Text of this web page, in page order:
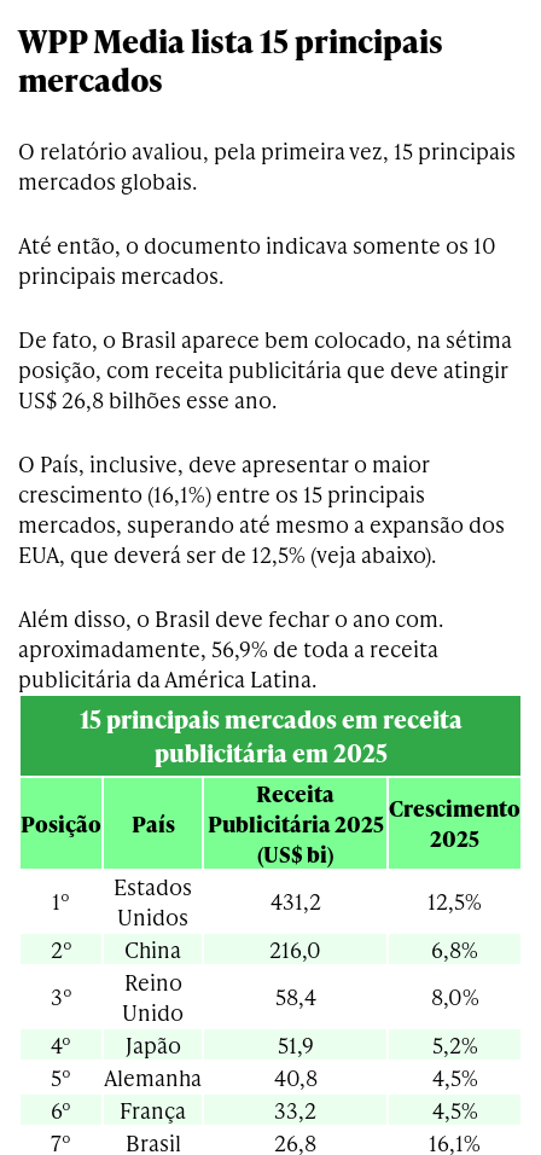
WPP Media lista 15 principais
mercados
O relatório avaliou, pela primeira vez, 15 principais
mercados globais.
Até então, o documento indicava somente os 10
principais mercados.
De fato, o Brasil aparece bem colocado, na sétima
posição, com receita publicitária que deve atingir
US$ 26,8 bilhões esse ano.
O País, inclusive, deve apresentar o maior
crescimento (16,1%) entre os 15 principais
mercados, superando até mesmo a expansão dos
EUA, que deverá ser de 12,5% (veja abaixo).
Além disso, o Brasil deve fechar o ano com.
aproximadamente, 56,9% de toda a receita
publicitária da América Latina.
15 principais mercados em receita
publicitária em 2025
Posição País
Receita
Publicitária 2025
(US$ bi)
Crescimento
2025
1º
Estados
Unidos
431,2
12,5%
2º
China 216,0
6,8%
3º
Reino
Unido
58,4
8,0%
4º
Japão 51,9
5,2%
5º
Alemanha 40,8
4,5%
6º
França 33,2
4,5%
7º
Brasil 26,8
16,1%